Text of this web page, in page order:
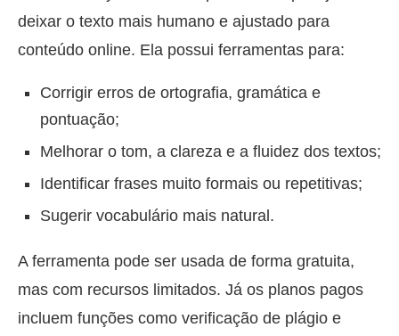
deixar o texto mais humano e ajustado para
conteúdo online. Ela possui ferramentas para:
Corrigir erros de ortografia, gramática e
pontuação;
Melhorar o tom, a clareza e a fluidez dos textos;
Identificar frases muito formais ou repetitivas;
Sugerir vocabulário mais natural.
A ferramenta pode ser usada de forma gratuita,
mas com recursos limitados. Já os planos pagos
incluem funções como verificação de plágio e